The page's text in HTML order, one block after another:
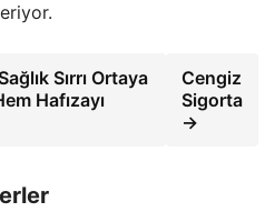
Sırrı Ortaya
Hafızayı
Cengiz
Sigorta
→